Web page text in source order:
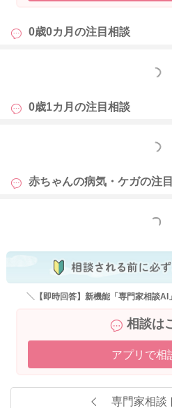
0歳0カ月の注目相談
もっと見
0歳1カ月の注目相談
もっと見
赤ちゃんの病気・ケガの注
もっと見
＼【即時回答】新機能「専門家相談
相談は
アプリで相
専門家相談